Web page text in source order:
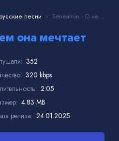
песни Seneamin - О чем она мечтает
она мечтает
352
320 kbps
2:05
4.83 MB
релиза: 24.01.2025